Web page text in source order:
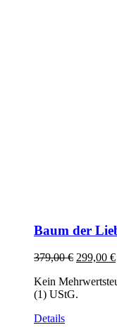
Baum der
379,00€
war:
379,00 €
299,00 €
Kein
(1) UStG.
Details